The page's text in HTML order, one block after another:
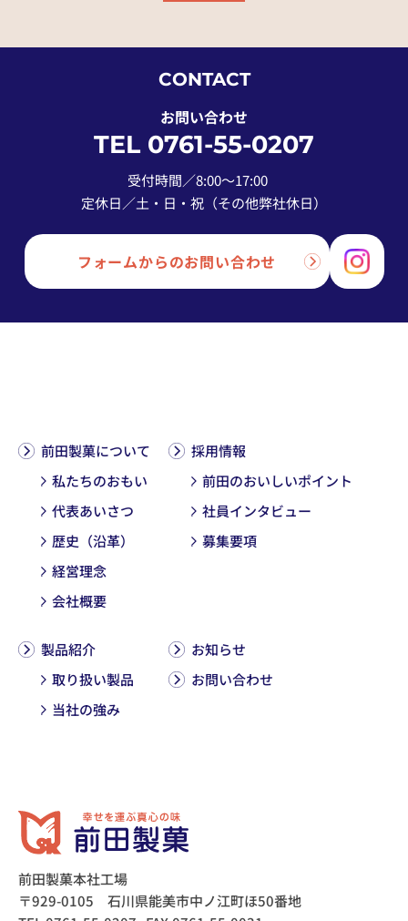
CONTACT
お問い合わせ
TEL 0761-55-0207
受付時間／8:00〜17:00
定休日／土・日・祝（その他弊社休日）
フォームからのお問い合わせ
前田製菓本社工場
〒929-0105 石川県能美市中ノ江町ほ50番地
前田製菓について
私たちのおもい
代表あいさつ
歴史（沿革）
経営理念
会社概要
製品紹介
取り扱い製品
当社の強み
採用情報
前田のおいしいポイント
社員インタビュー
募集要項
お知らせ
お問い合わせ